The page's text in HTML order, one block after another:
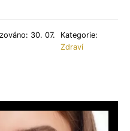
30. 07.
Kategorie:
Zdraví